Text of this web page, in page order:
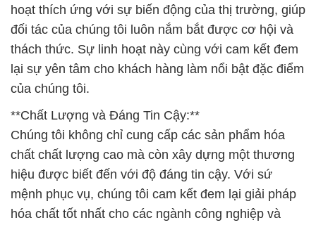
hoạt thích ứng với sự biến động của thị trường, giúp
đối tác của chúng tôi luôn nắm bắt được cơ hội và
thách thức. Sự linh hoạt này cùng với cam kết đem
lại sự yên tâm cho khách hàng làm nổi bật đặc điểm
của chúng tôi.
**Chất Lượng và Đáng Tin Cậy:**
Chúng tôi không chỉ cung cấp các sản phẩm hóa
chất chất lượng cao mà còn xây dựng một thương
hiệu được biết đến với độ đáng tin cậy. Với sứ
mệnh phục vụ, chúng tôi cam kết đem lại giải pháp
hóa chất tốt nhất cho các ngành công nghiệp và